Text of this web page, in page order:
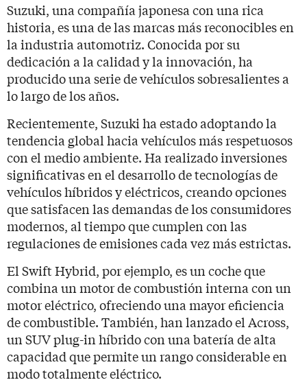
Suzuki, una compañía japonesa con una rica
historia, es una de las marcas más reconocibles en
la industria automotriz. Conocida por su
dedicación a la calidad y la innovación, ha
producido una serie de vehículos sobresalientes a
lo largo de los años.
Recientemente, Suzuki ha estado adoptando la
tendencia global hacia vehículos más respetuosos
con el medio ambiente. Ha realizado inversiones
significativas en el desarrollo de tecnologías de
vehículos híbridos y eléctricos, creando opciones
que satisfacen las demandas de los consumidores
modernos, al tiempo que cumplen con las
regulaciones de emisiones cada vez más estrictas.
El Swift Hybrid, por ejemplo, es un coche que
combina un motor de combustión interna con un
motor eléctrico, ofreciendo una mayor eficiencia
de combustible. También, han lanzado el Across,
un SUV plug-in híbrido con una batería de alta
capacidad que permite un rango considerable en
modo totalmente eléctrico.